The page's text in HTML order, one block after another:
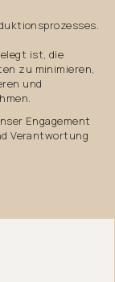
ist, die
zu minimieren,
und
Engagement
Verantwortung